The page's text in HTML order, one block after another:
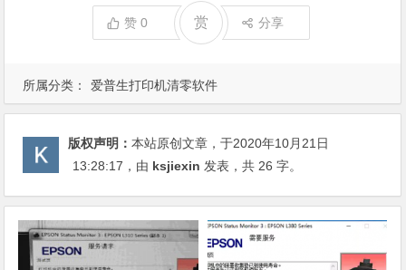
所属分类： 爱普生打印机清零软件
赞0 赏 分享
版权声明：本站原创文章，于2020年10月21日
13:28:17 ，由 ksjiexin 发表，共 26 字。